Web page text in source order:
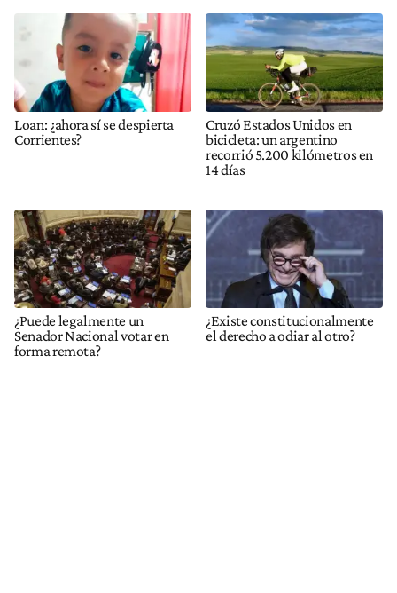
Loan: ¿ahora sí se despierta
Corrientes?
Cruzó Estados Unidos en
bicicleta: un argentino
recorrió 5.200 kilómetros en
14 días
¿Puede legalmente un
Senador Nacional votar en
forma remota?
¿Existe constitucionalmente
el derecho a odiar al otro?